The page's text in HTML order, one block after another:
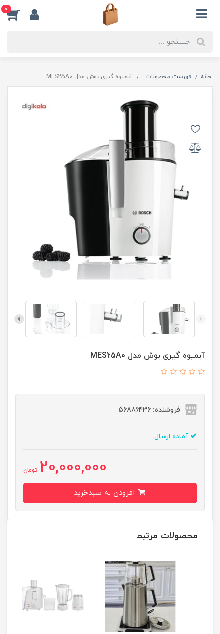
0
خانه فهرست محصولات آبمیوه گیری بوش مدل MES25A0
آبمیوه گیری بوش مدل MES25A0
فروشنده: 56886436
آماده ارسال
20,000,000 تومان
محصولات مرتبط